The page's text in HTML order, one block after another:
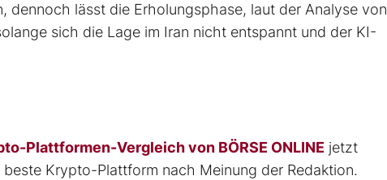
dennoch lässt die Erholungsphase, laut der Analyse von
sich die Lage im Iran nicht entspannt und der KI-
Plattformen-Vergleich von BÖRSE ONLINE jetzt
Krypto-Plattform nach Meinung der Redaktion.